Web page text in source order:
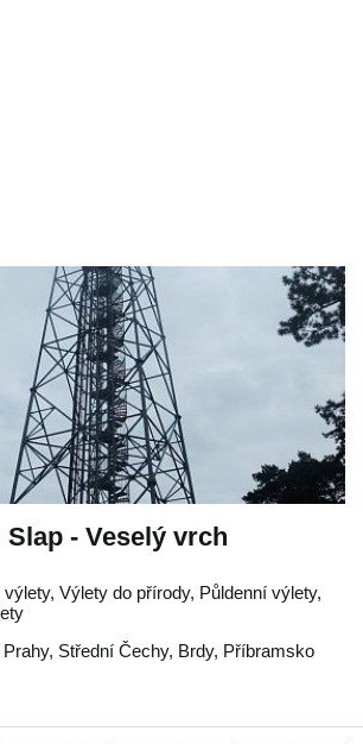
Slap - Veselý vrch
Výlety do přírody, Půldenní výlety,
, Střední Čechy, Brdy, Příbramsko